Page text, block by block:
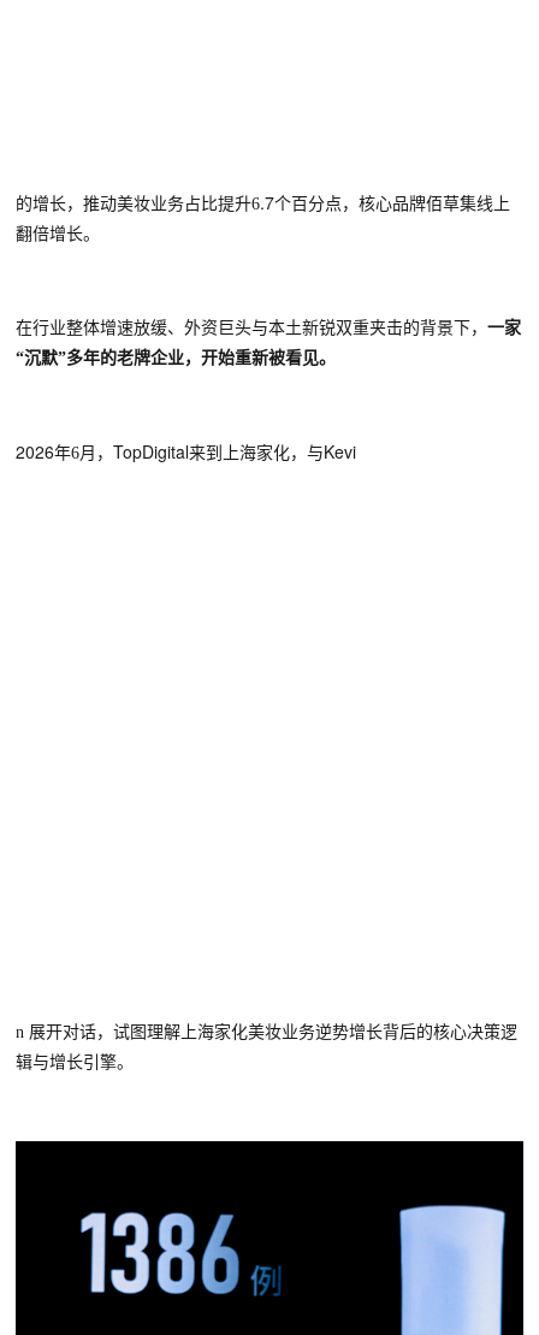
的增长，推动美妆业务占比提升6.7个百分点 ， 核心品牌佰草集线上
翻倍增长。
在行业整体增速放缓、外资巨头与本土新锐双重夹击的背景下， 一家
“沉默”多年的老牌企业，开始重新被看见。
2026年6月 ， TopDigital来到上海家化， 与Kevi
n 展开对话， 试图理解上海家化美妆业务逆势增长背后的核心决策逻
辑与增长引擎。